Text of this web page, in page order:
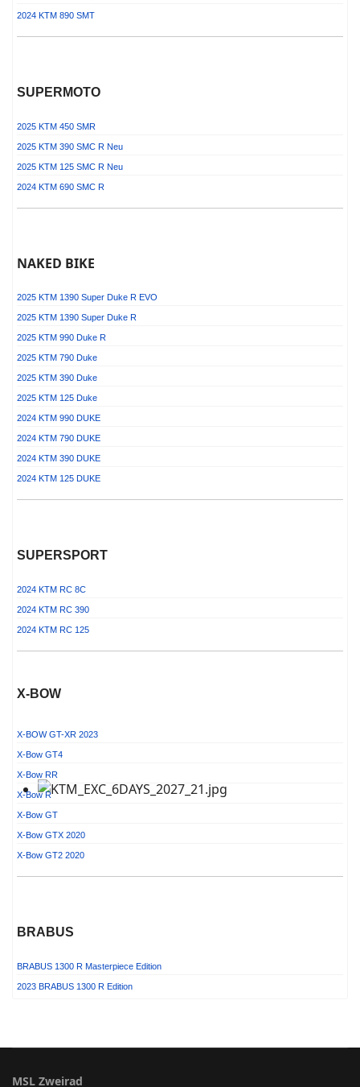
2024 KTM 890 SMT
SUPERMOTO
2025 KTM 450 SMR
2025 KTM 390 SMC R Neu
2025 KTM 125 SMC R Neu
2024 KTM 690 SMC R
NAKED BIKE
2025 KTM 1390 Super Duke R EVO
2025 KTM 1390 Super Duke R
2025 KTM 990 Duke R
2025 KTM 790 Duke
2025 KTM 390 Duke
2025 KTM 125 Duke
2024 KTM 990 DUKE
2024 KTM 790 DUKE
2024 KTM 390 DUKE
2024 KTM 125 DUKE
SUPERSPORT
2024 KTM RC 8C
2024 KTM RC 390
2024 KTM RC 125
X-BOW
X-BOW GT-XR 2023
X-Bow GT4
X-Bow RR
X-Bow R
X-Bow GT
X-Bow GTX 2020
X-Bow GT2 2020
BRABUS
BRABUS 1300 R Masterpiece Edition
2023 BRABUS 1300 R Edition
MSL Zweirad